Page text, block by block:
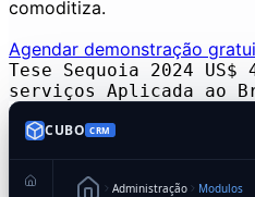
comoditiza.
Agendar demonstração
Tese Sequoia 2024 US$
serviços
Aplicada ao
CUBO CRM
Administração Modulos